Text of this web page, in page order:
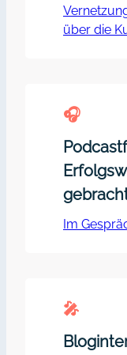
über die
🎧︎
Im
🎤︎